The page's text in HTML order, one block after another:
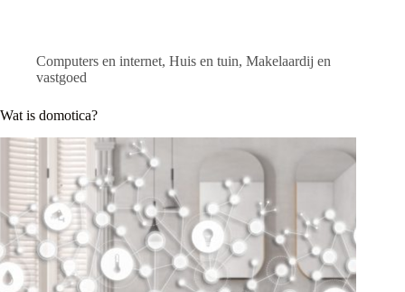
Computers en internet, Huis en tuin, Makelaardij en
vastgoed
Wat is domotica?